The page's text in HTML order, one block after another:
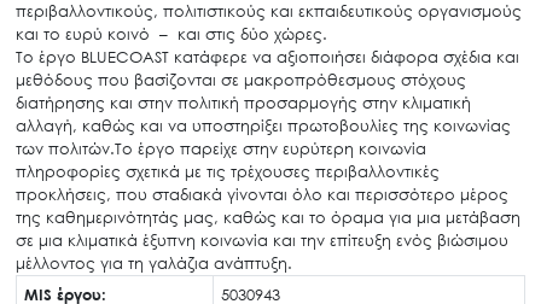
Μ.Δ.Π.Π.
Έργα
Εισιτήρια
Επικοινωνία
περιβαλλοντικούς, πολιτιστικούς και εκπαιδευτικούς οργανισμούς
και το ευρύ κοινό – και στις δύο χώρες.
Το έργο BLUECOAST κατάφερε να αξιοποιήσει διάφορα σχέδια και
μεθόδους που βασίζονται σε μακροπρόθεσμους στόχους
διατήρησης και στην πολιτική προσαρμογής στην κλιματική
αλλαγή, καθώς και να υποστηρίξει πρωτοβουλίες της κοινωνίας
των πολιτών.Το έργο παρείχε στην ευρύτερη κοινωνία
πληροφορίες σχετικά με τις τρέχουσες περιβαλλοντικές
προκλήσεις, που σταδιακά γίνονται όλο και περισσότερο μέρος
της καθημερινότητάς μας, καθώς και το όραμα για μια μετάβαση
σε μια κλιματικά έξυπνη κοινωνία και την επίτευξη ενός βιώσιμου
μέλλοντος για τη γαλάζια ανάπτυξη.
MIS έργου:
5030943